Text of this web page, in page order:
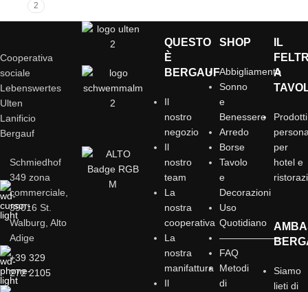
2
Cooperativa
sociale
Lebenswertes
Ulten
Lanificio
Bergauf
Schmiedhof
349 zona
commerciale,
39016 St.
Walburg, Alto
Adige
+39 329
272 2105
QUESTO
È
BERGAUF
Il
nostro
negozio
Il
nostro
team
La
nostra
cooperativa
La
nostra
manifattura
Il
SHOP
Abbigliamento
Sonno
e
Benessere
Arredo
Borse
Tavolo
e
Decorazioni
Uso
Quotidiano
——————–
FAQ
Metodi
di
IL
A
Prodotti
per
hotel e
Siamo
lieti di